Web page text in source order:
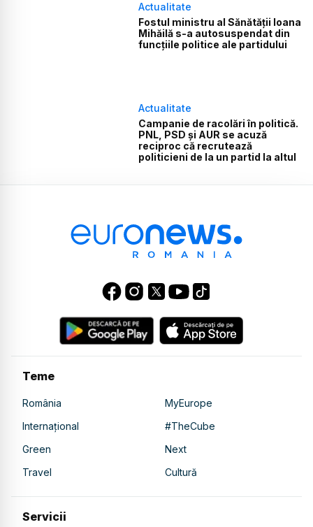
Actualitate
Fostul ministru al Sănătății Ioana
Mihăilă s-a autosuspendat din
funcțiile politice ale partidului
Actualitate
Campanie de racolări în politică.
PNL, PSD și AUR se acuză
reciproc că recrutează
politicieni de la un partid la altul
Teme
România
MyEurope
Internațional
#TheCube
Green
Next
Travel
Cultură
Servicii